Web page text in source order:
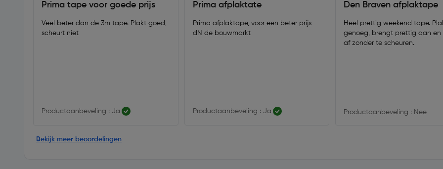
Prima tape voor goede prijs
Veel beter dan de 3m tape. Plakt goed,
scheurt niet
Productaanbeveling : Ja
Prima afplaktate
Prima afplaktape, voor een beter prijs
dN de bouwmarkt
Productaanbeveling : Ja
Den Braven afplaktape
Heel prettig weekend tape.
genoeg, brengt prettig aan en
af zonder te scheuren.
Productaanbeveling : Nee
Bekijk meer beoordelingen